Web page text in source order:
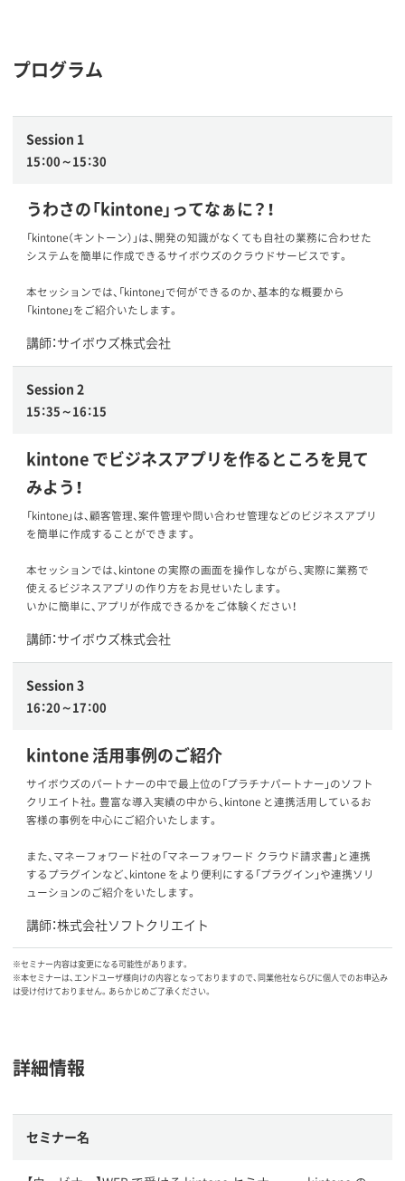
プログラム
Session 1
15：00～15：30
うわさの「kintone」ってなぁに？！
「kintone（キントーン）」は、開発の知識がなくても自社の業務に合わせた
システムを簡単に作成できるサイボウズのクラウドサービスです。
本セッションでは、「kintone」で何ができるのか、基本的な概要から
「kintone」をご紹介いたします。
講師：サイボウズ株式会社
Session 2
15：35～16：15
kintone でビジネスアプリを作るところを見て
みよう！
「kintone」は、顧客管理、案件管理や問い合わせ管理などのビジネスアプリ
を簡単に作成することができます。
本セッションでは、kintone の実際の画面を操作しながら、実際に業務で
使えるビジネスアプリの作り方をお見せいたします。
いかに簡単に、アプリが作成できるかをご体験ください！
講師：サイボウズ株式会社
Session 3
16：20～17：00
kintone 活用事例のご紹介
サイボウズのパートナーの中で最上位の「プラチナパートナー」のソフト
クリエイト社。豊富な導入実績の中から、kintone と連携活用しているお
客様の事例を中心にご紹介いたします。
また、マネーフォワード社の「マネーフォワード クラウド請求書」と連携
するプラグインなど、kintone をより便利にする「プラグイン」や連携ソリ
ューションのご紹介をいたします。
講師：株式会社ソフトクリエイト
※セミナー内容は変更になる可能性があります。
※本セミナーは、エンドユーザ様向けの内容となっておりますので、同業他社ならびに個人でのお申込み
は受け付けておりません。あらかじめご了承ください。
詳細情報
セミナー名